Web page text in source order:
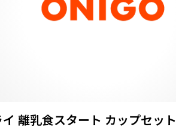
イ 離乳食スタート カップセット